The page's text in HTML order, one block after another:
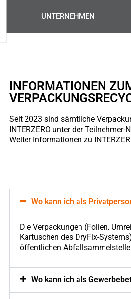
UNTERNEHMEN
INFORMATIONEN
Seit 2023 sind sämtliche
INTERZERO unter der Teilnehmer-
Weiter Informationen zu
Wo kann ich als
Die Verpackungen (Folien,
Kartuschen des DryFix-
öffentlichen
Wo kann ich als